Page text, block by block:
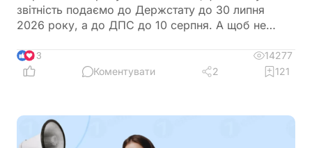
звітність подаємо до Держстату до 30 липня
2026 року, а до ДПС до 10 серпня. А щоб не
одному місці
13
14277
Коментувати
2 121